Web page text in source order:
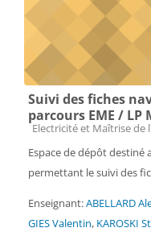
Suivi des fiches
parcours EME / LP
Catégorie de cours
Electricité et Maîtrise de
Espace de dépôt
permettant le suivi des
Enseignant:ABELLARD
GIES Valentin, KAROSKI